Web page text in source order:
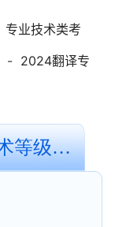
专业技术类考
- 2024翻译专
工人技术等级考核